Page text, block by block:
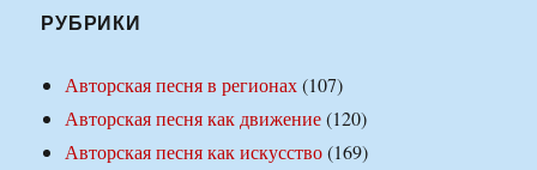
РУБРИКИ
Авторская песня в регионах(107)
Авторская песня как движение(120)
Авторская песня как искусство(169)